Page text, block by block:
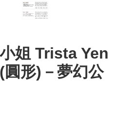
姐 Trista Yen
圓形)－夢幻公